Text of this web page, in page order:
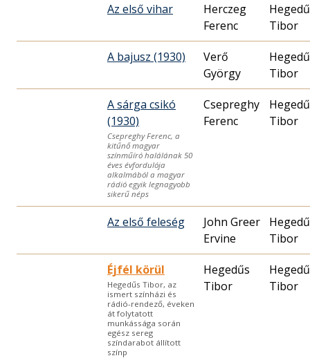
Az első vihar
Herczeg
Ferenc
Tibor
A bajusz (1930)
Verő
György
Tibor
A sárga csikó
(1930)
Csepreghy Ferenc, a
kitűnő magyar
színműíró halálának 50
éves évfordulója
alkalmából a magyar
rádió egyik legnagyobb
sikerű néps
Csepreghy
Ferenc
Tibor
Az első feleség
John Greer
Ervine
Tibor
Éjfél körül
Hegedűs Tibor, az
ismert színházi és
rádió-rendező, éveken
át folytatott
munkássága során
egész sereg
színdarabot állított
színp
Hegedűs
Tibor
Tibor